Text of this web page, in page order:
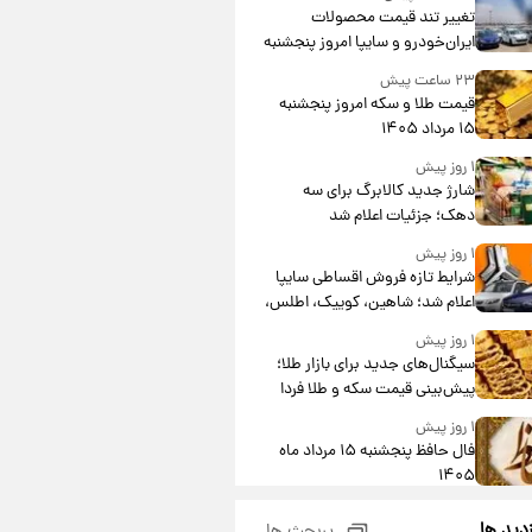
تغییر تند قیمت محصولات
ایران‌خودرو و سایپا امروز پنجشنبه
۲۳ ساعت پیش
قیمت طلا و سکه امروز پنجشنبه
۱۵ مرداد ۱۴۰۵
۱ روز پیش
شارژ جدید کالابرگ برای سه
دهک؛ جزئیات اعلام شد
۱ روز پیش
شرایط تازه فروش اقساطی سایپا
اعلام شد؛ شاهین، کوییک، اطلس،
سهند و ساینا با اقساط بلندمدت +
جدول۱ روز پیش
سیگنال‌های جدید برای بازار طلا؛
پیش‌بینی قیمت سکه و طلا فردا
۱ روز پیش
فال حافظ پنجشنبه ۱۵ مرداد ماه
۱۴۰۵